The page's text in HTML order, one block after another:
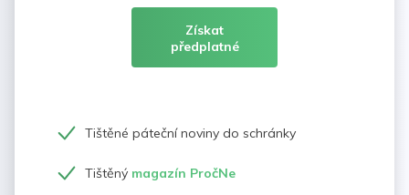
Získat
předplatné
Tištěné páteční noviny do schránky
Tištěný magazín PročNe